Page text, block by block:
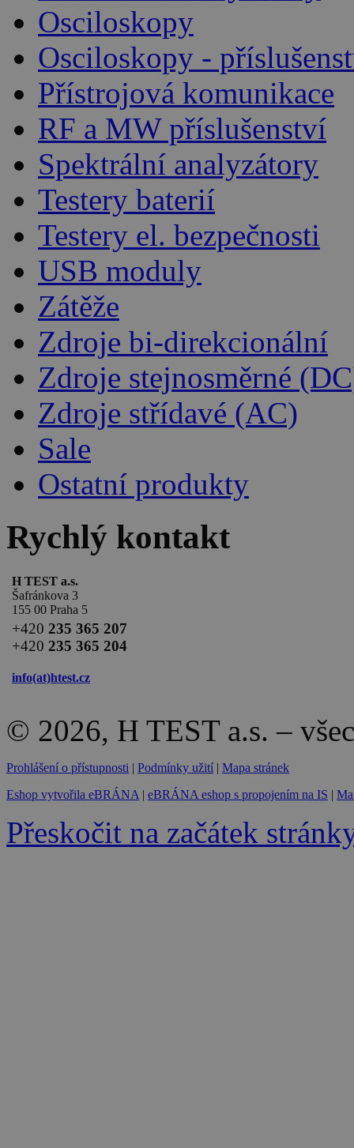
Osciloskopy
Osciloskopy -
Přístrojová komunikace
RF a MW příslušenství
Spektrální analyzátory
Testery baterií
Testery el. bezpečnosti
USB moduly
Zátěže
Zdroje bi-direkcionální
Zdroje stejnosměrné
Zdroje střídavé (AC)
Sale
Ostatní produkty
Rychlý kontakt
H TEST a.s.
Šafránkova 3
155 00 Praha 5
+420 235 365 207
+420 235 365 204
info(at)htest.cz
© 2026, H TEST a.s. –
Prohlášení o přístupnosti | Podmínky užití | Mapa stránek
Eshop vytvořila eBRÁNA | eBRÁNA eshop s propojením na IS |
Přeskočit na začátek